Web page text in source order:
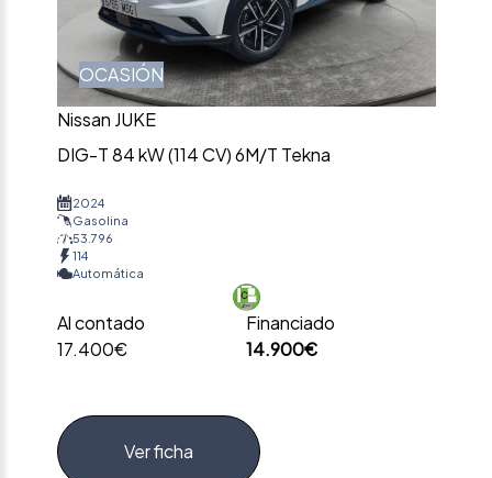
OCASIÓN
Nissan JUKE
DIG-T 84 kW (114 CV) 6M/T Tekna
2024
Gasolina
53.796
114
Automática
Al contado
17.400€
Financiado
14.900€
Ver ficha